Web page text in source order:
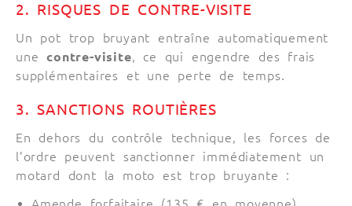
2. RISQUES DE CONTRE-VISITE
Un pot trop bruyant entraîne automatiquement
unecontre-visite, ce qui engendre des frais
supplémentaires et une perte de temps.
3. SANCTIONS ROUTIÈRES
En dehors du contrôle technique, les forces de
l’ordre peuvent sanctionner immédiatement un
motard dont la moto est trop bruyante :